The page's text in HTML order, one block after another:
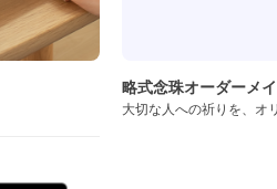
略式念珠オーダーメ
大切な人への祈りを、オ